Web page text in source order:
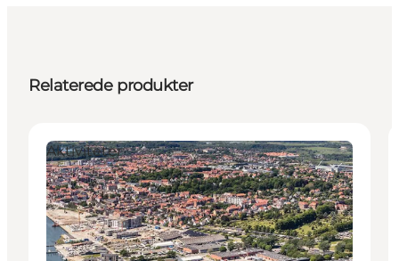
Relaterede produkter
Aktiviteter